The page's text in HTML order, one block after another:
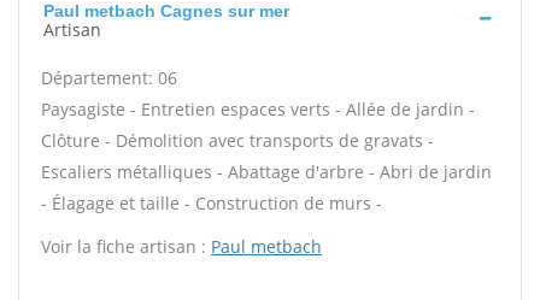
Paul metbach Cagnes sur mer
Artisan
Département: 06
Paysagiste - Entretien espaces verts - Allée de jardin -
Clôture - Démolition avec transports de gravats -
Escaliers métalliques - Abattage d'arbre - Abri de jardin
- Élagage et taille - Construction de murs -
Voir la fiche artisan : Paul metbach